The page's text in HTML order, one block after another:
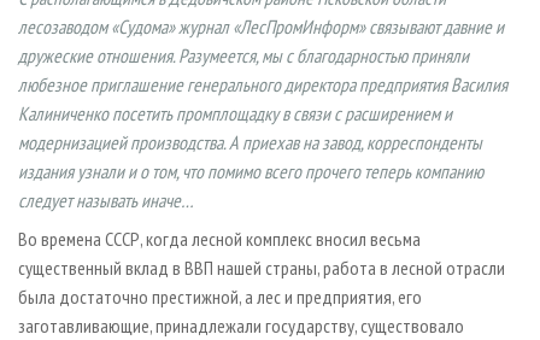
СУШКА ДРЕВЕСИНЫ
ПРОИЗВОДСТВО ДРЕВЕСНЫХ ПЛИТ
ДЕРЕВЯННОЕ ДОМОСТРОЕНИЕ
ПРОИЗВОДСТВО МЕБЕЛИ
БИОЭНЕРГЕТИКА
ЦБП
ИНСТРУМЕНТ И МАТЕРИАЛЫ
ПЕРСОНЫ
МОБИЛЬНЫЕ ВЫСТАВКИ
ОФИЦИАЛЬНЫЕ ДЕЛЕГАЦИИ
ПРИОРИТЕТНЫЕ ИНВЕСТПРОЕКТЫ
RUSSIAN FORESTRY REVIEW
БИБЛИОТЕКА СПЕЦИАЛИСТА
КОНТАКТЫ
РЕКЛАМА
РЕКЛАМА НА САЙТЕ
лесозаводом «Судома» журнал «ЛесПромИнформ» связывают давние и
дружеские отношения. Разумеется, мы с благодарностью приняли
любезное приглашение генерального директора предприятия Василия
Калиниченко посетить промплощадку в связи с расширением и
модернизацией производства. А приехав на завод, корреспонденты
издания узнали и о том, что помимо всего прочего теперь компанию
следует называть иначе…
Во времена СССР, когда лесной комплекс вносил весьма
существенный вклад в ВВП нашей страны, работа в лесной отрасли
была достаточно престижной, а лес и предприятия, его
заготавливающие, принадлежали государству, существовало